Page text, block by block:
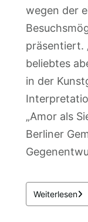
wegen der
präsentiert.
beliebtes
in der
„Amor als
Berliner
Weiterlesen